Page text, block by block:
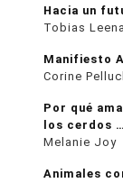
Hacia un
Tobias
Manifiesto
Corine
Por qué
los cerdos …
Melanie Joy
Animales